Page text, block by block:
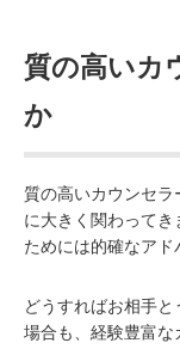
質の高いカ
か
質の高いカウンセ
に大きく関わって
ためには的確なアド
どうすればお相手
場合も、経験豊富